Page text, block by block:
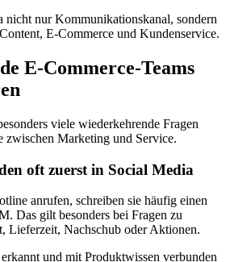
nur Kommunikationskanal, sondern
E-Commerce und Kundenservice.
E-Commerce-Teams
viele wiederkehrende Fragen
zwischen Marketing und Service.
oft zuerst in Social Media
anrufen, schreiben sie häufig einen
Das gilt besonders bei Fragen zu
Lieferzeit, Nachschub oder Aktionen.
und mit Produktwissen verbunden